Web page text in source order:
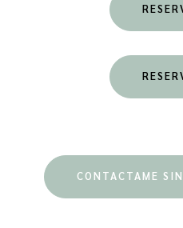
CONTACTAME